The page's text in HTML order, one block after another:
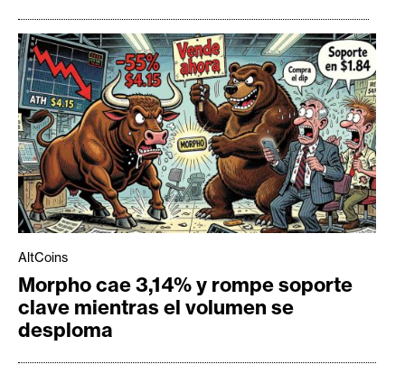
AltCoins
Morpho cae 3,14% y rompe soporte
clave mientras el volumen se
desploma